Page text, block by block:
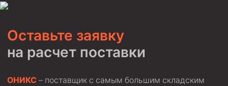
Оставьте заявку
на расчет поставки
ОНИКС – поставщик с самым большим складским